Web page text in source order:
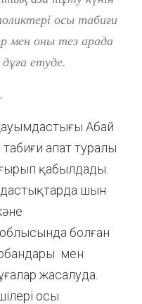
осы табиғи
мен оны тез арада
етуде.
Абай
апат туралы
қабылдады.
шын
болған
мен
жасалуда.
осы